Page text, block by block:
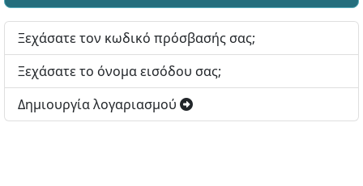
Ξεχάσατε τον κωδικό πρόσβασής σας;
Ξεχάσατε το όνομα εισόδου σας;
Δημιουργία λογαριασμού